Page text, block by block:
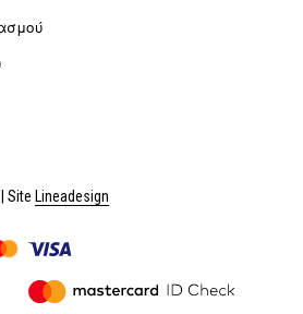
Site Lineadesign